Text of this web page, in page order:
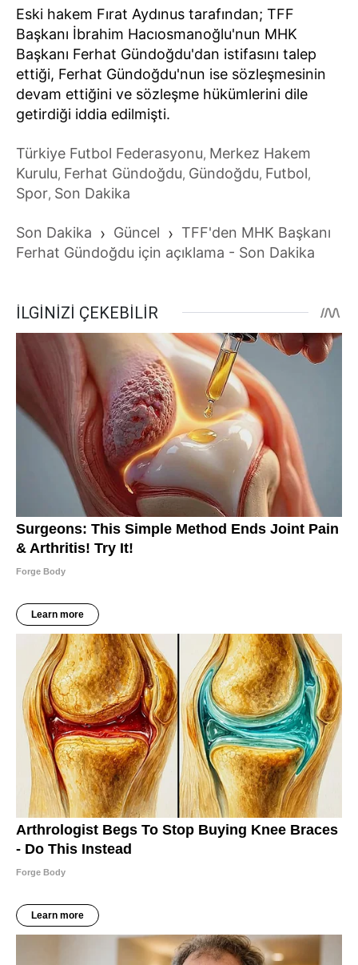
Eski hakem Fırat Aydınus tarafından; TFF
Başkanı İbrahim Hacıosmanoğlu'nun MHK
Başkanı Ferhat Gündoğdu'dan istifasını talep
ettiği, Ferhat Gündoğdu'nun ise sözleşmesinin
devam ettiğini ve sözleşme hükümlerini dile
getirdiği iddia edilmişti.
Türkiye Futbol Federasyonu, Merkez Hakem
Kurulu, Ferhat Gündoğdu, Gündoğdu, Futbol,
Spor, Son Dakika
Son Dakika › Güncel › TFF'den MHK Başkanı
Ferhat Gündoğdu için açıklama - Son Dakika